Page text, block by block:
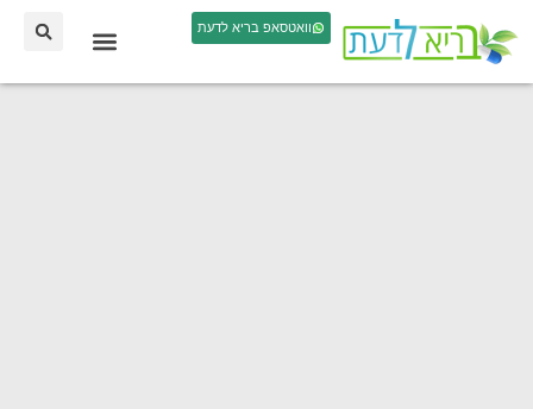
וואטסאפ בריא לדעת